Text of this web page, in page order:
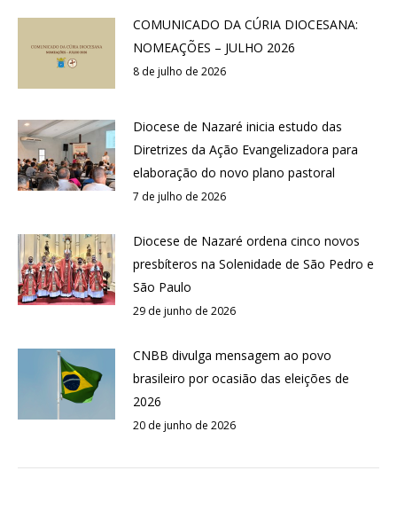
COMUNICADO DA CÚRIA DIOCESANA:
NOMEAÇÕES – JULHO 2026
8 de julho de 2026
Diocese de Nazaré inicia estudo das
Diretrizes da Ação Evangelizadora para
elaboração do novo plano pastoral
7 de julho de 2026
Diocese de Nazaré ordena cinco novos
presbíteros na Solenidade de São Pedro e
São Paulo
29 de junho de 2026
CNBB divulga mensagem ao povo
brasileiro por ocasião das eleições de
2026
20 de junho de 2026